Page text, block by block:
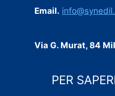
Email.
Via G. Murat, 84
PER